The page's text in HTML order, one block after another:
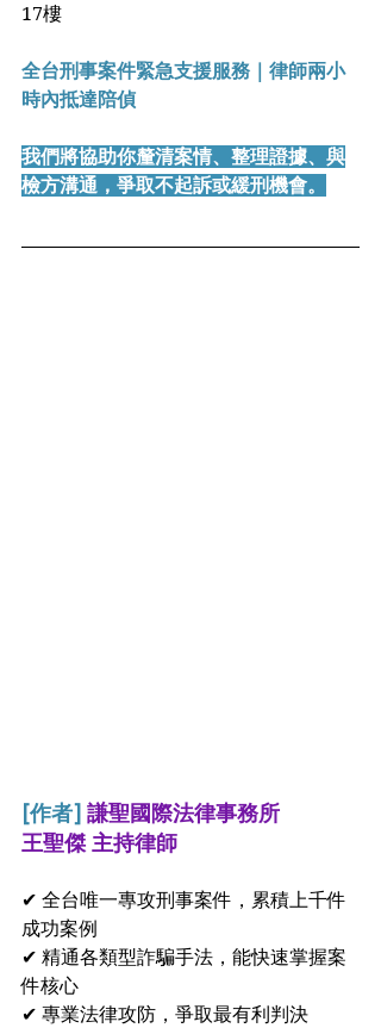
17樓
全台刑事案件緊急支援服務｜律師兩小
時內抵達陪偵
我們將協助你釐清案情、整理證據、與
檢方溝通，爭取不起訴或緩刑機會。
[作者] 謙聖國際法律事務所
王聖傑 主持律師
✔ 全台唯一專攻刑事案件，累積上千件
成功案例
✔ 精通各類型詐騙手法，能快速掌握案
件核心
✔ 專業法律攻防，爭取最有利判決